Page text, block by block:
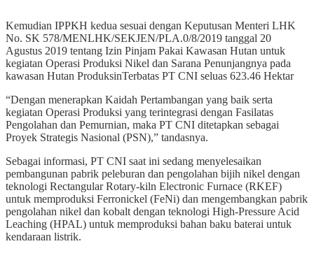
Kemudian IPPKH kedua sesuai dengan Keputusan Menteri LHK
No. SK 578/MENLHK/SEKJEN/PLA.0/8/2019 tanggal 20
Agustus 2019 tentang Izin Pinjam Pakai Kawasan Hutan untuk
kegiatan Operasi Produksi Nikel dan Sarana Penunjangnya pada
kawasan Hutan ProduksinTerbatas PT CNI seluas 623.46 Hektar
“Dengan menerapkan Kaidah Pertambangan yang baik serta
kegiatan Operasi Produksi yang terintegrasi dengan Fasilatas
Pengolahan dan Pemurnian, maka PT CNI ditetapkan sebagai
Proyek Strategis Nasional (PSN),” tandasnya.
Sebagai informasi, PT CNI saat ini sedang menyelesaikan
pembangunan pabrik peleburan dan pengolahan bijih nikel dengan
teknologi Rectangular Rotary-kiln Electronic Furnace (RKEF)
untuk memproduksi Ferronickel (FeNi) dan mengembangkan pabrik
pengolahan nikel dan kobalt dengan teknologi High-Pressure Acid
Leaching (HPAL) untuk memproduksi bahan baku baterai untuk
kendaraan listrik.